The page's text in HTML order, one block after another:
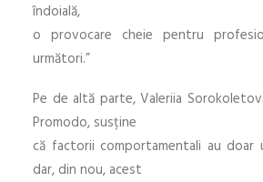
îndoială,
o provocare cheie pentru
următori.”
Pe de altă parte, Valeriia
Promodo, susține
că factorii comportamentali au doar
dar, din nou, acest